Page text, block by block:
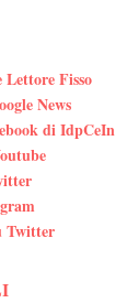
Lettore Fisso
News
di IdpCeIn
Twitter